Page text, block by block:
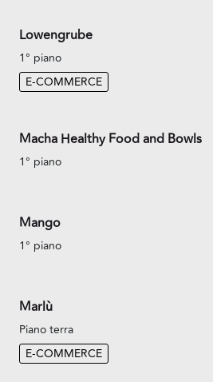
Lowengrube
1° piano
E-COMMERCE
Macha Healthy Food and Bowls
1° piano
Mango
1° piano
Marlù
Piano terra
E-COMMERCE